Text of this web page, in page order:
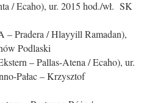
/ Ecaho), ur. 2015 hod./wł. SK
Pradera / Hlayyill Ramadan),
Podlaski
– Pallas-Atena / Ecaho), ur.
Pałac – Krzysztof